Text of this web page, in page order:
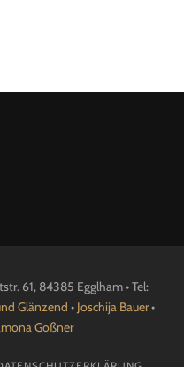
61, 84385 Egglham • Tel:
Glänzend • Joschija Bauer•
Goßner